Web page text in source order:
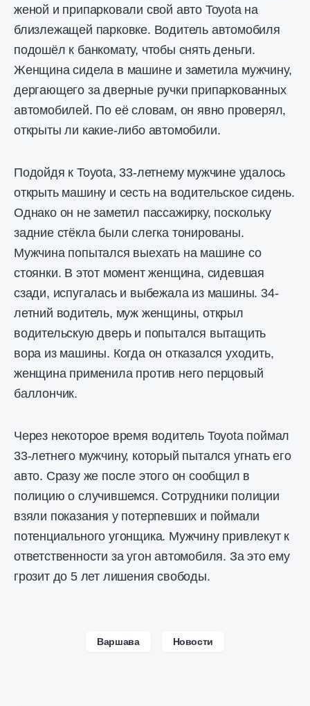
женой и припарковали свой авто Toyota на
близлежащей парковке. Водитель автомобиля
подошёл к банкомату, чтобы снять деньги.
Женщина сидела в машине и заметила мужчину,
дергающего за дверные ручки припаркованных
автомобилей. По её словам, он явно проверял,
открыты ли какие-либо автомобили.
Подойдя к Toyota, 33-летнему мужчине удалось
открыть машину и сесть на водительское сидень.
Однако он не заметил пассажирку, поскольку
задние стёкла были слегка тонированы.
Мужчина попытался выехать на машине со
стоянки. В этот момент женщина, сидевшая
сзади, испугалась и выбежала из машины. 34-
летний водитель, муж женщины, открыл
водительскую дверь и попытался вытащить
вора из машины. Когда он отказался уходить,
женщина применила против него перцовый
баллончик.
Через некоторое время водитель Toyota поймал
33-летнего мужчину, который пытался угнать его
авто. Сразу же после этого он сообщил в
полицию о случившемся. Сотрудники полиции
взяли показания у потерпевших и поймали
потенциального угонщика. Мужчину привлекут к
ответственности за угон автомобиля. За это ему
грозит до 5 лет лишения свободы.
Варшава Новости